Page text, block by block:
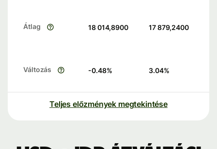
Átlag 18 014,8900 17 879,2400
Változás -0.48% 3.04%
Teljes előzmények megtekintése